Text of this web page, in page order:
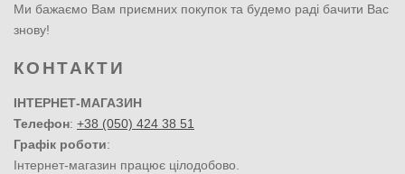
Ми бажаємо Вам приємних покупок та будемо раді бачити Вас
знову!
КОНТАКТИ
ІНТЕРНЕТ-МАГАЗИН
Телефон: +38 (050) 424 38 51
Графік роботи:
Інтернет-магазин працює цілодобово.